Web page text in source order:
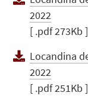
2022
[ .pdf 273Kb ]
Locandina
2022
[ .pdf 251Kb ]